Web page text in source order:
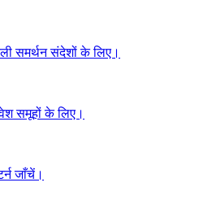
समर्थन संदेशों के लिए।
समूहों के लिए।
जाँचें।